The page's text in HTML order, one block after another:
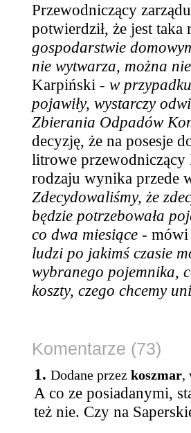
Przewodniczący
potwierdził, że jest
gospodarstwie
nie wytwarza, można
Karpiński - w
pojawiły, wystarczy
Zbierania Odpadów
decyzję, że na posesje
litrowe
rodzaju wynika przede
Zdecydowaliśmy, że
będzie potrzebowała
co dwa miesiące -
ludzi po jakimś czasie
wybranego pojemnika,
koszty, czego chcemy
Komentarze (73)
1. Dodane przez koszmar,
A co ze posiadanymi,
też nie. Czy na